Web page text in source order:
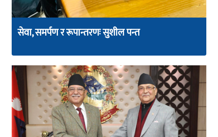
सेवा, समर्पण र रूपान्तरणः सुशील पन्त